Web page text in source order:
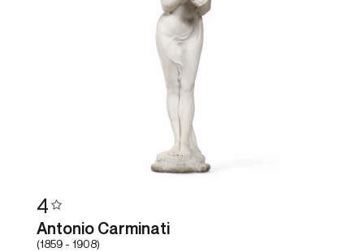
4
Antonio Carminati
(1859 - 1908)